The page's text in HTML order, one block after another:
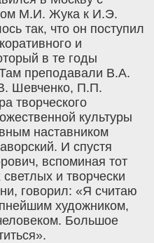
М.И. Жука к И.Э.
так, что он поступил
и
в те годы
преподавали В.А.
Шевченко, П.П.
творческого
культуры
наставником
И спустя
вспоминая тот
и творчески
говорил: «Я считаю
художником,
Большое